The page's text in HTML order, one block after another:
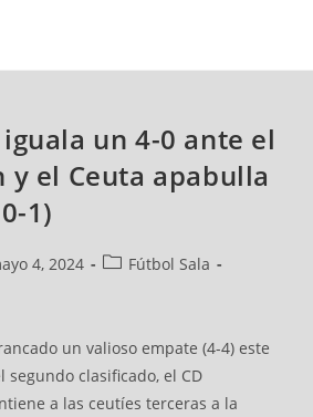
un 4-0 ante el
y el Ceuta apabulla
1)
4, 2024
Fútbol Sala
un valioso empate (4-4) este
segundo clasificado, el CD
a las ceutíes terceras a la